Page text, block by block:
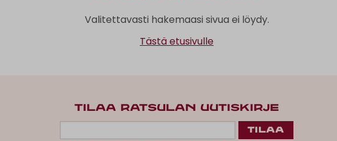
Valitettavasti hakemaasi sivua ei löydy.
Tästä etusivulle
TILAA RATSULAN UUTISKIRJE